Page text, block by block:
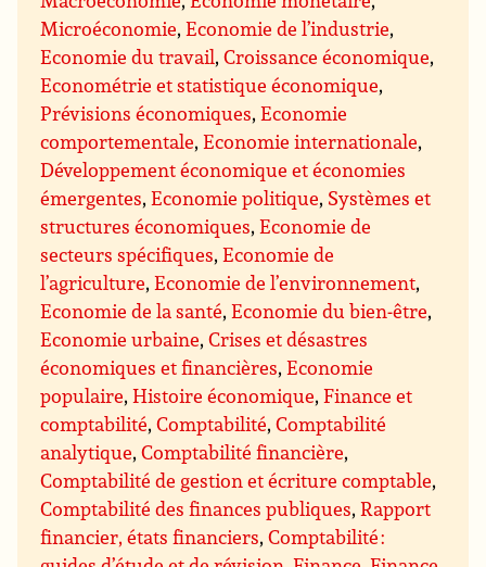
Microéconomie,Economie de l’industrie,
Economie du travail,Croissance économique,
Econométrie et statistique économique,
Prévisions économiques,Economie
comportementale,Economie internationale,
Développement économique et économies
émergentes,Economie politique, Systèmes et
structures économiques,Economie de
secteurs spécifiques,Economie de
l’agriculture,Economie de l’environnement,
Economie de la santé,Economie du bien-être,
Economie urbaine,Crises et désastres
économiques et financières,Economie
populaire,Histoire économique,Finance et
comptabilité,Comptabilité,Comptabilité
analytique,Comptabilité financière,
Comptabilité de gestion et écriture comptable,
Comptabilité des finances publiques,Rapport
financier, états financiers,Comptabilité :